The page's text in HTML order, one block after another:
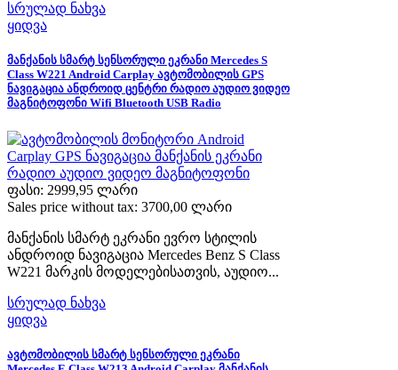
სრულად ნახვა
ყიდვა
მანქანის სმარტ სენსორული ეკრანი Mercedes S
Class W221 Android Carplay ავტომობილის GPS
ნავიგაცია ანდროიდ ცენტრი რადიო აუდიო ვიდეო
მაგნიტოფონი Wifi Bluetooth USB Radio
ფასი: 2999,95 ლარი
Sales price without tax: 3700,00 ლარი
მანქანის სმარტ ეკრანი ევრო სტილის
ანდროიდ ნავიგაცია Mercedes Benz S Class
W221 მარკის მოდელებისათვის, აუდიო...
სრულად ნახვა
ყიდვა
ავტომობილის სმარტ სენსორული ეკრანი